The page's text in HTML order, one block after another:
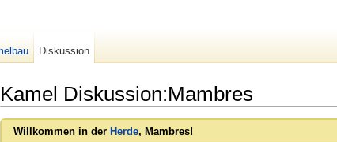
Kamel Diskussion:Mambres
Willkommen in der Herde, Mambres!
Diskussion